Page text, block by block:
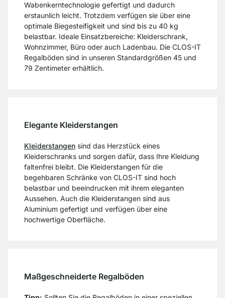
Wabenkerntechnologie gefertigt und dadurch
erstaunlich leicht. Trotzdem verfügen sie über eine
optimale Biegesteifigkeit und sind bis zu 40 kg
belastbar. Ideale Einsatzbereiche: Kleiderschrank,
Wohnzimmer, Büro oder auch Ladenbau. Die CLOS-IT
Regalböden sind in unseren Standardgrößen 45 und
79 Zentimeter erhältlich.
Elegante Kleiderstangen
Kleiderstangen sind das Herzstück eines
Kleiderschranks und sorgen dafür, dass Ihre Kleidung
faltenfrei bleibt. Die Kleiderstangen für die
begehbaren Schränke von CLOS-IT sind hoch
belastbar und beeindrucken mit ihrem eleganten
Aussehen. Auch die Kleiderstangen sind aus
Aluminium gefertigt und verfügen über eine
hochwertige Oberfläche.
Maßgeschneiderte Regalböden